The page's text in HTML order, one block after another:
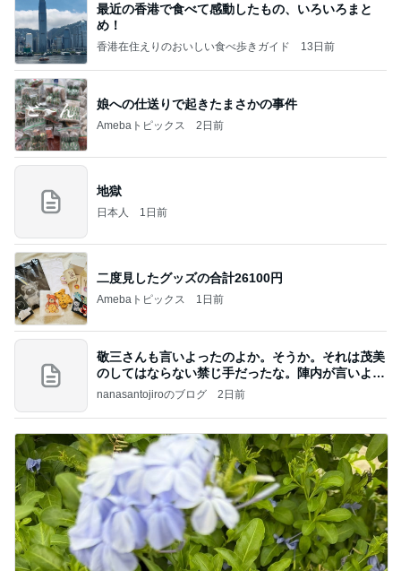
最近の香港で食べて感動したもの、いろいろまと
め！
香港在住えりのおいしい食べ歩きガイド 13日前
娘への仕送りで起きたまさかの事件
Amebaトピックス 2日前
地獄
日本人 1日前
二度見したグッズの合計26100円
Amebaトピックス 1日前
敬三さんも言いよったのよか。そうか。それは茂美
のしてはならない禁じ手だったな。陣内が言いよる
のよ
nanasantojiroのブログ 2日前